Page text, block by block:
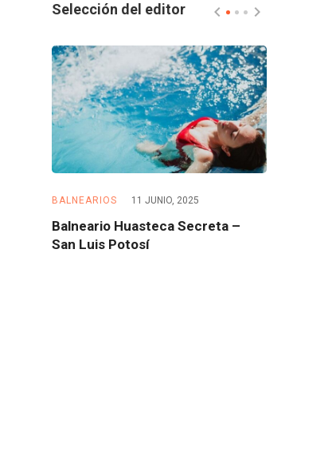
Selección del editor
BALNEARIOS 11 JUNIO, 2025
Balneario Huasteca Secreta –
San Luis Potosí